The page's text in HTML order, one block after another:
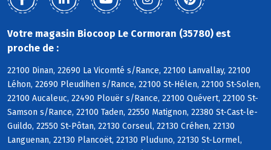
Votre magasin Biocoop Le Cormoran (35780) est
proche de :
22100 Dinan, 22690 La Vicomté s/Rance, 22100 Lanvallay, 22100
Léhon, 22690 Pleudihen s/Rance, 22100 St-Hélen, 22100 St-Solen,
22100 Aucaleuc, 22490 Plouër s/Rance, 22100 Quévert, 22100 St-
Samson s/Rance, 22100 Taden, 22550 Matignon, 22380 St-Cast-le-
Guildo, 22550 St-Pôtan, 22130 Corseul, 22130 Créhen, 22130
Languenan, 22130 Plancoët, 22130 Pluduno, 22130 St-Lormel,